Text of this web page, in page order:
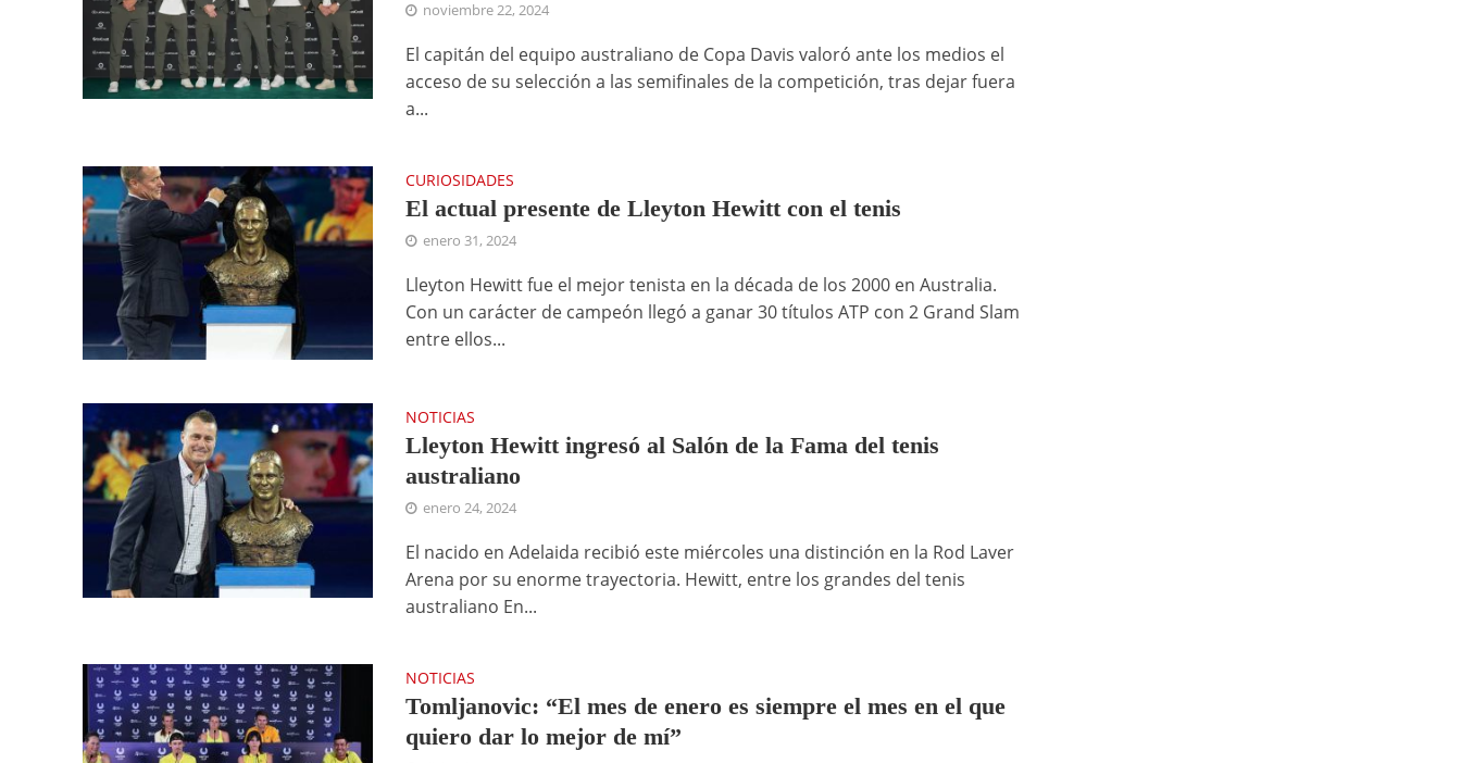
noviembre 22, 2024
El capitán del equipo australiano de Copa Davis valoró ante los medios el
acceso de su selección a las semifinales de la competición, tras dejar fuera
a...
CURIOSIDADES
El actual presente de Lleyton Hewitt con el tenis
enero 31, 2024
Lleyton Hewitt fue el mejor tenista en la década de los 2000 en Australia.
Con un carácter de campeón llegó a ganar 30 títulos ATP con 2 Grand Slam
entre ellos...
NOTICIAS
Lleyton Hewitt ingresó al Salón de la Fama del tenis
australiano
enero 24, 2024
El nacido en Adelaida recibió este miércoles una distinción en la Rod Laver
Arena por su enorme trayectoria. Hewitt, entre los grandes del tenis
australiano En...
NOTICIAS
Tomljanovic: “El mes de enero es siempre el mes en el que
quiero dar lo mejor de mí”